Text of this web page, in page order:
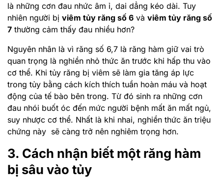
là những cơn đau nhức âm ỉ, dai dẳng kéo dài. Tuy
nhiên người bị viêm tủy răng số 6 và viêm tủy răng số
7 thường cảm thấy đau nhiều hơn?
Nguyên nhân là vì răng số 6,7 là răng hàm giữ vai trò
quan trọng là nghiền nhỏ thức ăn trước khi hấp thu vào
cơ thể. Khi tủy răng bị viêm sẽ làm gia tăng áp lực
trong tủy bằng cách kích thích tuần hoàn máu và hoạt
động của tế bào bên trong. Từ đó sinh ra những cơn
đau nhói buốt óc đến mức người bệnh mất ăn mất ngủ,
suy nhược cơ thể. Nhất là khi nhai, nghiền thức ăn triệu
chứng này sẽ càng trở nên nghiêm trọng hơn.
3. Cách nhận biết một răng hàm
bị sâu vào tủy